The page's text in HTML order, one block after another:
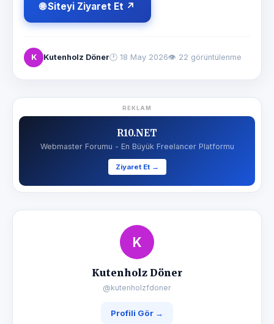
🌐 Siteyi Ziyaret Et ↗
K Kutenholz Döner🕐 18 May 2026👁 22 görüntülenme
REKLAM
R10.NET
Webmaster Forumu - En Büyük Freelancer Platformu
Ziyaret Et →
K
Kutenholz Döner
@kutenholzfdoner
Profili Gör →